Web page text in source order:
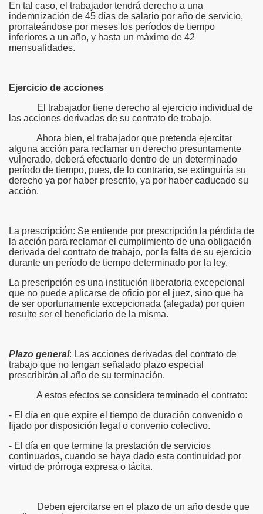
En tal caso, el trabajador tendrá derecho a una
indemnización de 45 días de salario por año de servicio,
prorrateándose por meses los períodos de tiempo
inferiores a un año, y hasta un máximo de 42
mensualidades.
Ejercicio de acciones
El trabajador tiene derecho al ejercicio individual de
las acciones derivadas de su contrato de trabajo.
Ahora bien, el trabajador que pretenda ejercitar
alguna acción para reclamar un derecho presuntamente
vulnerado, deberá efectuarlo dentro de un determinado
período de tiempo, pues, de lo contrario, se extinguiría su
derecho ya por haber prescrito, ya por haber caducado su
acción.
La prescripción: Se entiende por prescripción la pérdida de
la acción para reclamar el cumplimiento de una obligación
derivada del contrato de trabajo, por la falta de su ejercicio
durante un período de tiempo determinado por la ley.
La prescripción es una institución liberatoria excepcional
que no puede aplicarse de oficio por el juez, sino que ha
de ser oportunamente excepcionada (alegada) por quien
resulte ser el beneficiario de la misma.
Plazo general: Las acciones derivadas del contrato de
trabajo que no tengan señalado plazo especial
prescribirán al año de su terminación.
A estos efectos se considera terminado el contrato:
- El día en que expire el tiempo de duración convenido o
fijado por disposición legal o convenio colectivo.
- El día en que termine la prestación de servicios
continuados, cuando se haya dado esta continuidad por
virtud de prórroga expresa o tácita.
Deben ejercitarse en el plazo de un año desde que